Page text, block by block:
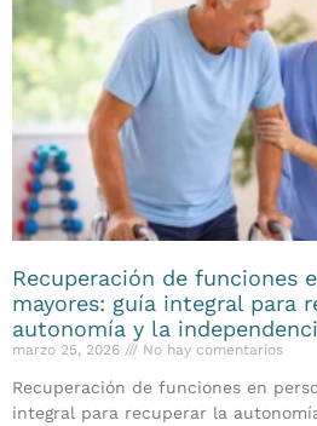
Recuperación de funciones
mayores: guía integral para
autonomía y la
marzo 25, 2026 No hay comentarios
Recuperación de funciones en
integral para recuperar la